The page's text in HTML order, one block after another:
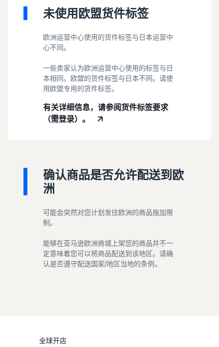
未使用欧盟货件标签
欧洲运营中心使用的货件标签与日本运营中
心不同。
一些卖家认为欧洲运营中心使用的标签与日
本相同。欧盟的货件标签与日本不同。请使
用欧盟专用的货件标签。
有关详细信息，请参阅货件标签要求
（需登录）。
确认商品是否允许配送到欧
洲
可能会突然对您计划发往欧洲的商品施加限
制。
能够在亚马逊欧洲商城上架您的商品并不一
定意味着您可以将商品配送到该地区。请确
认是否遵守配送国家/地区当地的条例。
全球开店